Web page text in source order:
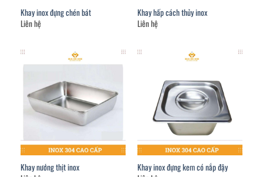
Khay inox đựng chén bát
Liên hệ
Khay hấp cách thủy inox
Liên hệ
Khay nướng thịt inox
Khay inox đựng kem có nắp đậy